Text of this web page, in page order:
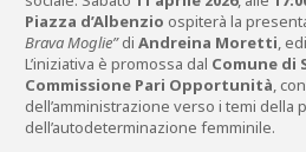
Piazza d’Albenzio ospiterà la
Brava Moglie”di Andreina Moretti,
L’iniziativa è promossa dal Comune di
Commissione Pari Opportunità,
dell’amministrazione verso i temi della
dell’autodeterminazione femminile.